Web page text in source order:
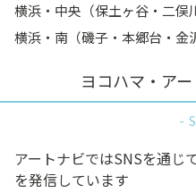
横浜・中央（保土ヶ谷・二俣
横浜・南（磯子・本郷台・金
ヨコハマ・ア
アートナビではSNSを通じ
を発信しています